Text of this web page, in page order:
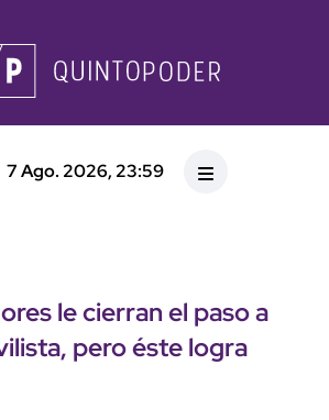
7 Ago. 2026, 23:59
le cierran el paso a
pero éste logra